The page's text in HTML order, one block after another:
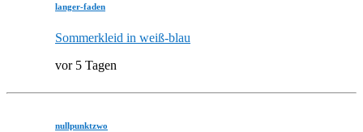
langer-faden
Sommerkleid in weiß-blau
vor 5 Tagen
nullpunktzwo